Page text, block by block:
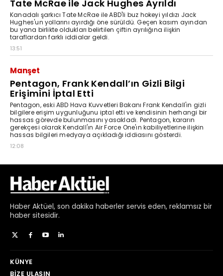
Haber Aktüel, son dakika haberler servis eden, reklamsız bir
haber sitesidir.
KÜNYE
BIZE ULAŞIN